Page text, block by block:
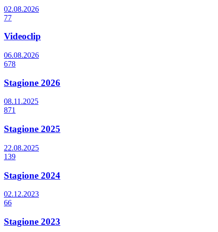
02.08.2026
77
Videoclip
06.08.2026
678
Stagione 2026
08.11.2025
871
Stagione 2025
22.08.2025
139
Stagione 2024
02.12.2023
66
Stagione 2023